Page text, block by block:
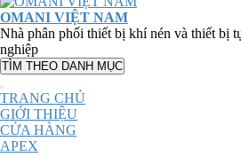
OMANI VIỆT NAM
Nhà phân phối thiết bị khí nén và thiết bị
nghiệp
TÌM THEO DANH MỤC
TRANG CHỦ
GIỚI THIỆU
CỬA HÀNG
APEX